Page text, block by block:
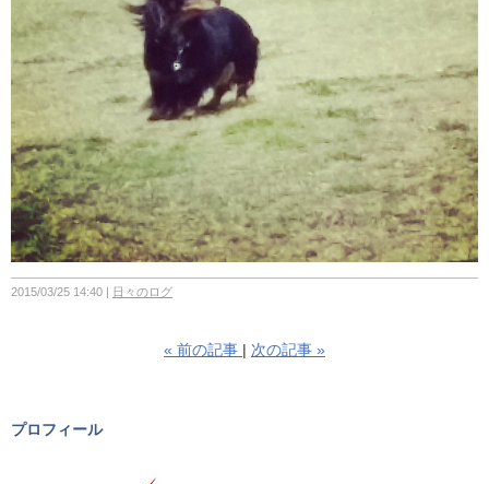
2015/03/25 14:40 日々のログ
« 前の記事 次の記事 »
プロフィール